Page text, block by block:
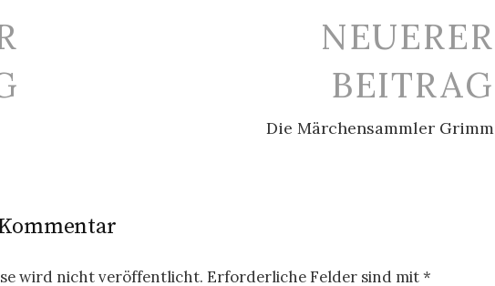
NEUERER
BEITRAG
Die Märchensammler Grimm
wird nicht veröffentlicht. Erforderliche Felder sind mit*